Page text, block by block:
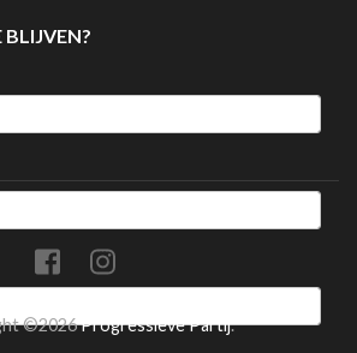
©2026Progressieve Partij.